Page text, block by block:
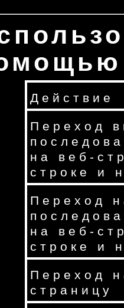
Действие
Переход
на веб-
строке и
Переход
на веб-
строке и
Переход
страницу